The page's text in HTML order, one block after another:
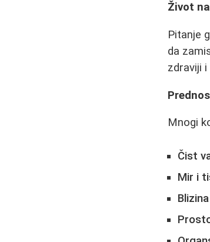
Život
Pitanje
da
zdraviji
Mnogi
Čist
Mir i